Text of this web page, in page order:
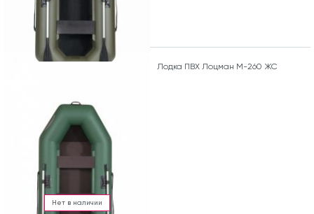
Нет в наличии
Лодка ПВХ Лоцман М-260 ЖС